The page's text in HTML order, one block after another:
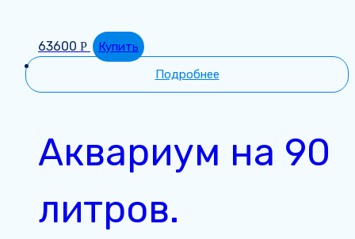
63600 Р
Купить
Подробнее
Аквариум на 90
литров.